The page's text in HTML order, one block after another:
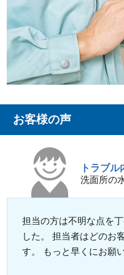
お客様の声
トラブル
洗面所の
担当の方は不明な点を
した。 担当者はどのお
す。 もっと早くにお願